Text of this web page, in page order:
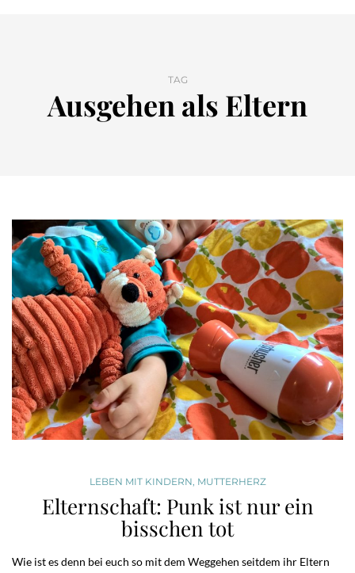
TAG
Ausgehen als Eltern
LEBEN MIT KINDERN MUTTERHERZ
Elternschaft: Punk ist nur ein
bisschen tot
Wie ist es denn bei euch so mit dem Weggehen seitdem ihr Eltern